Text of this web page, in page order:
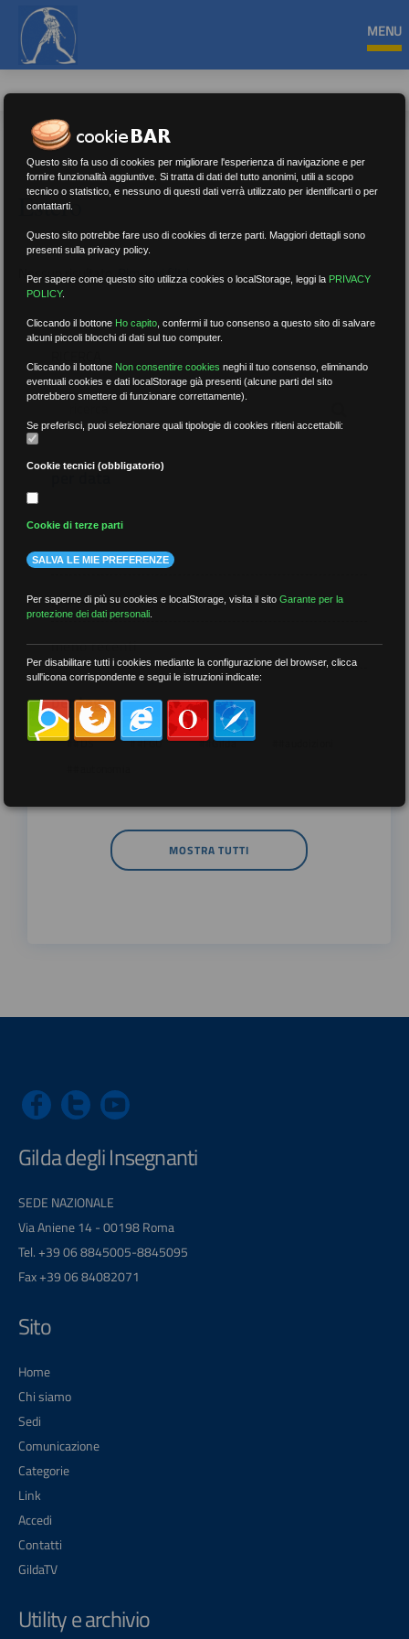
MENU
Estero
Nessun risultato.Rimuovi filtri
per data
più recenti
meno recenti
per tag
##DS ##FGU ##Gilda
MOSTRA TUTTI
Gilda degli Insegnanti
SEDE NAZIONALE
Via Aniene 14 - 00198 Roma
Tel. +39 06 8845005-8845095
Fax +39 06 84082071
Sito
Home
Chi siamo
Sedi
Comunicazione
Categorie
Link
Accedi
Contatti
GildaTV
Utility e archivio
Questo sito fa uso di cookies per migliorare l'esperienza di navigazione e per
fornire funzionalità aggiuntive. Si tratta di dati del tutto anonimi, utili a scopo
tecnico o statistico, e nessuno di questi dati verrà utilizzato per identificarti o per
contattarti.
Questo sito potrebbe fare uso di cookies di terze parti. Maggiori dettagli sono
presenti sulla privacy policy.
Per sapere come questo sito utilizza cookies o localStorage, leggi la PRIVACY
POLICY.
Cliccando il bottone Ho capito ,confermi il tuo consenso a questo sito di salvare
alcuni piccoli blocchi di dati sul tuo computer.
Cliccando il bottone Non consentire cookies neghi il tuo consenso, eliminando
eventuali cookies e dati localStorage già presenti (alcune parti del sito
potrebbero smettere di funzionare correttamente).
Se preferisci, puoi selezionare quali tipologie di cookies ritieni accettabili:
Cookie tecnici (obbligatorio)
Cookie di terze parti
SALVA LE MIE PREFERENZE
Per saperne di più su cookies e localStorage, visita il sitoGarante per la
protezione dei dati personali
Per disabilitare tutti i cookies mediante la configurazione del browser, clicca
sull'icona corrispondente e segui le istruzioni indicate: